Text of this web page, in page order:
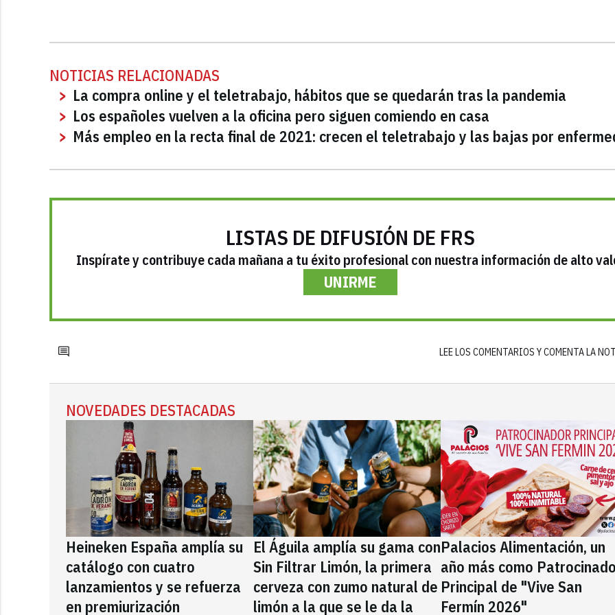
NOTICIAS RELACIONADAS
La compra online y el teletrabajo, hábitos que se quedarán tras la pandemia
Los españoles vuelven a la oficina pero siguen comiendo en casa
Más empleo en la recta final de 2021: crecen el teletrabajo y las bajas por
LISTAS DE DIFUSIÓN DE FRS
Inspírate y contribuye cada mañana a tu éxito profesional con nuestra información de alto
UNIRME
LEE LOS COMENTARIOS Y COMENTA LA
NOVEDADES DESTACADAS
Heineken España amplía su
catálogo con cuatro
lanzamientos y se refuerza
en premiurización
El Águila amplía su gama con
Sin Filtrar Limón, la primera
cerveza con zumo natural de
limón a la que se le da la
Palacios Alimentación, un
año más como
Principal de "Vive San
Fermín 2026"